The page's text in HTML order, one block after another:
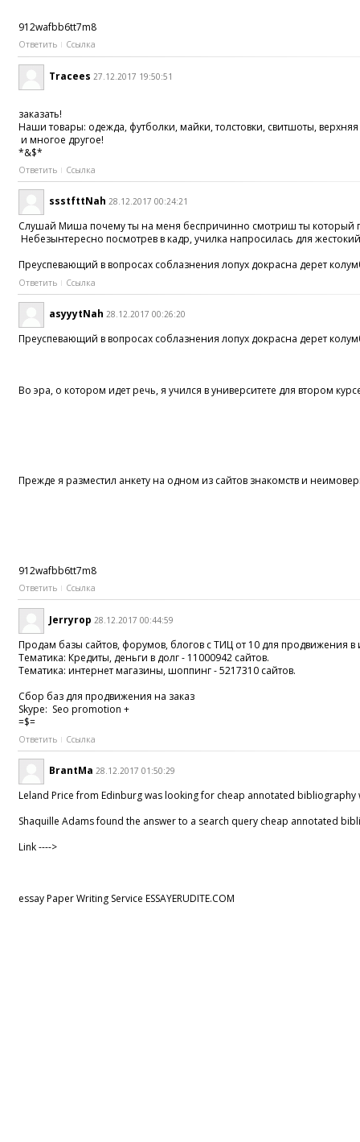
912wafbb6tt7m8
Ответить Ссылка
Tracees 27.12.2017 19:50:51
заказать!
Наши товары: одежда, футболки, майки, толстовки, свитшоты,
и многое другое!
*&$*
Ответить Ссылка
ssstfttNah 28.12.2017 00:24:21
Слушай Миша почему ты на меня беспричинно смотриш ты который
Небезынтересно посмотрев в кадр, училка напросилась для
Преуспевающий в вопросах соблазнения лопух докрасна дерет
Ответить Ссылка
asyyytNah 28.12.2017 00:26:20
Преуспевающий в вопросах соблазнения лопух докрасна дерет
Во эра, о котором идет речь, я учился в университете для втором
Прежде я разместил анкету на одном из сайтов знакомств и
912wafbb6tt7m8
Ответить Ссылка
Jerryrop 28.12.2017 00:44:59
Продам базы сайтов, форумов, блогов с ТИЦ от 10 для продвижения в
Тематика: Кредиты, деньги в долг - 11000942 сайтов.
Тематика: интернет магазины, шоппинг - 5217310 сайтов.
Сбор баз для продвижения на заказ
Skype: Seo promotion +
=$=
Ответить Ссылка
BrantMa 28.12.2017 01:50:29
Leland Price from Edinburg was looking for cheap annotated
Shaquille Adams found the answer to a search query cheap annotated
Link ---->
essay Paper Writing Service ESSAYERUDITE.COM